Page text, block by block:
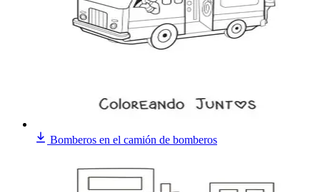
Bomberos en el camión de bomberos